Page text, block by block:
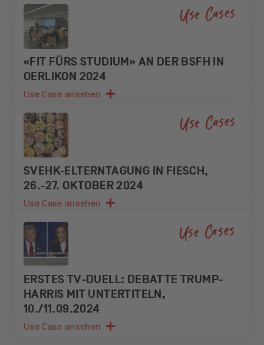
Use Cases
«FIT FÜRS STUDIUM» AN DER BSFH IN
OERLIKON 2024
Use Case ansehen
Use Cases
SVEHK-ELTERNTAGUNG IN FIESCH,
26.-27. OKTOBER 2024
Use Case ansehen
Use Cases
ERSTES TV-DUELL: DEBATTE TRUMP-
HARRIS MIT UNTERTITELN,
10./11.09.2024
Use Case ansehen